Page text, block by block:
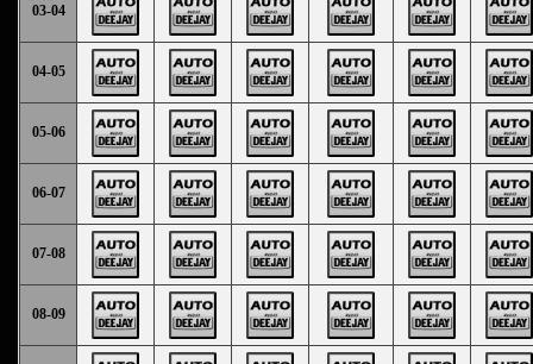
03-04
04-05
05-06
06-07
07-08
08-09